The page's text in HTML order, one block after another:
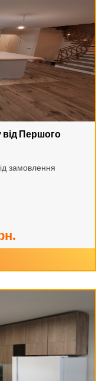
від Першого
замовлення